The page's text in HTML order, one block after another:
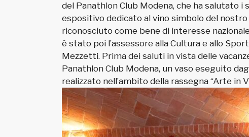
del Panathlon Club Modena, che ha salutato i
espositivo dedicato al vino simbolo del
riconosciuto come bene di interesse
è stato poi l’assessore alla Cultura e allo
Mezzetti. Prima dei saluti in vista delle
Panathlon Club Modena, un vaso eseguito
realizzato nell’ambito della rassegna “Arte in